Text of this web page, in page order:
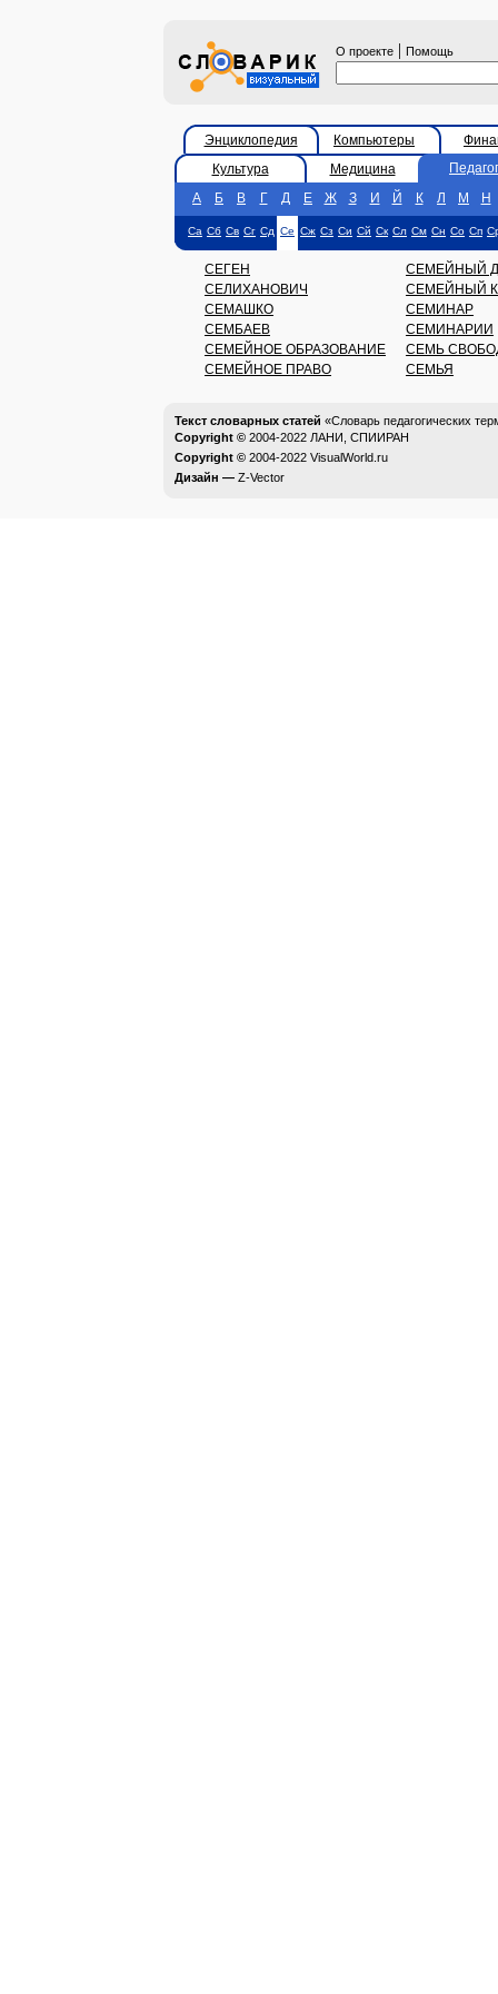
О проекте | Помощь
Энциклопедия Компьютеры
Культура
Медицина
А
Б В Г Д Е Ж З И Й К Л М Н
Са Сб Св Сг Сд Се Сж Сз Си Сй Ск Сл См Сн Со Сп
СЕГЕН
СЕЛИХАНОВИЧ
СЕМАШКО
СЕМБАЕВ
СЕМЕЙНОЕ ОБРАЗОВАНИЕ
СЕМЕЙНОЕ ПРАВО
СЕМЕЙНЫЙ
СЕМЕЙНЫЙ
СЕМИНАР
СЕМИНАРИИ
СЕМЬ
СЕМЬЯ
Текст словарных статей «Словарь педагогических
Copyright © 2004-2022 ЛАНИ, СПИИРАН
Copyright © 2004-2022 VisualWorld.ru
Дизайн — Z-Vector